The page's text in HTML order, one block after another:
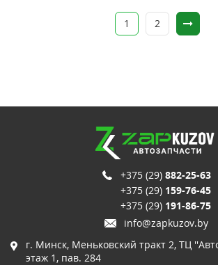
1 2
+375 (29) 882-25-63
+375 (29) 159-76-45
+375 (29) 191-86-75
info@zapkuzov.by
г. Минск, Меньковский тракт 2, ТЦ
этаж 1, пав. 284